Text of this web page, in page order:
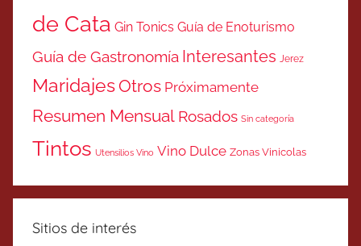
de Cata Gin Tonics Guía de Enoturismo
Guía de Gastronomía Interesantes Jerez
MaridajesOtros Próximamente
Resumen Mensual Rosados Sin categoría
Tintos Utensilios Vino Vino Dulce Zonas Vinicolas
Sitios de interés